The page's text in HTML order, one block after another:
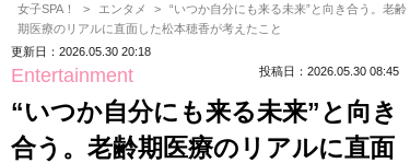
女子SPA！ エンタメ
“いつか自分にも来る未来”と向き合う。老齢
期医療のリアルに直面した松本穂香が考えたこと
更新日：2026.05.30 20:18
Entertainment 投稿日：2026.05.30 08:45
“いつか自分にも来る未来”と向き
合う。老齢期医療のリアルに直面